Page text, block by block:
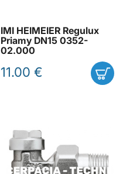
IMI HEIMEIER Regulux
Priamy DN15 0352-
02.000
11.00 €